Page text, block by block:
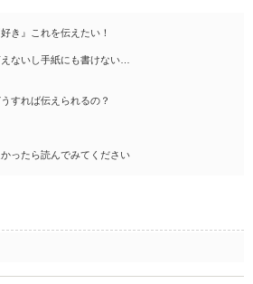
好き』これを伝えたい！
ないし手紙にも書けない…
うすれば伝えられるの？
かったら読んでみてください